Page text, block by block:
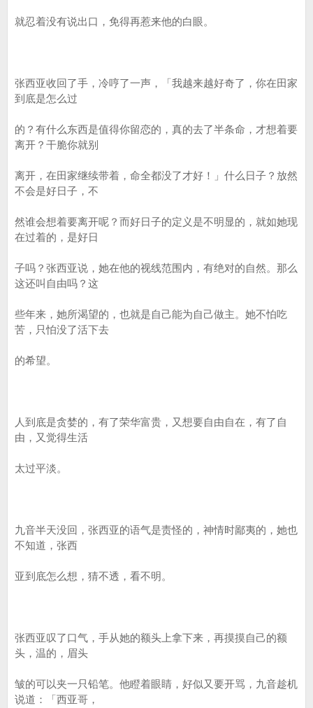
就忍着没有说出口，免得再惹来他的白眼。
张西亚收回了手，冷哼了一声，「我越来越好奇了，你在田家
到底是怎么过
的？有什么东西是值得你留恋的，真的去了半条命，才想着要
离开？干脆你就别
离开，在田家继续带着，命全都没了才好！」什么日子？放然
不会是好日子，不
然谁会想着要离开呢？而好日子的定义是不明显的，就如她现
在过着的，是好日
子吗？张西亚说，她在他的视线范围内，有绝对的自然。那么
这还叫自由吗？这
些年来，她所渴望的，也就是自己能为自己做主。她不怕吃
苦，只怕没了活下去
的希望。
人到底是贪婪的，有了荣华富贵，又想要自由自在，有了自
由，又觉得生活
太过平淡。
九音半天没回，张西亚的语气是责怪的，神情时鄙夷的，她也
不知道，张西
亚到底怎么想，猜不透，看不明。
张西亚叹了口气，手从她的额头上拿下来，再摸摸自己的额
头，温的，眉头
皱的可以夹一只铅笔。他瞪着眼睛，好似又要开骂，九音趁机
说道：「西亚哥，